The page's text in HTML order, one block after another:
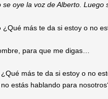
se oye la voz de Alberto. Luego
¿Qué más te da si estoy o no
para que me digas…
¿Qué más te da si estoy o no
estás hablando para